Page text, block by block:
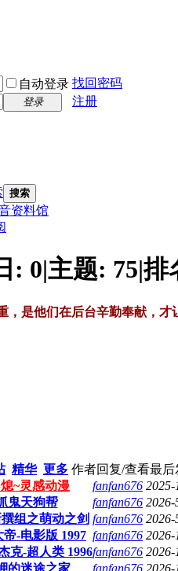
自动登录 找回密码
登录
注册
搜索
资料馆
: 0|主题: 75|排
，是他们在后台辛勤奉献，才
精华 更多 作者回复/查看最后
~灵感动漫 fanfan676 2025-
鬼天狗帮 fanfan676 2026-
组之萌动之剑 fanfan676 2026-
帝-电影版 1997 fanfan676 2026-
克-超人类 1996fanfan676 2026-
的迷途之家 fanfan676 2026-